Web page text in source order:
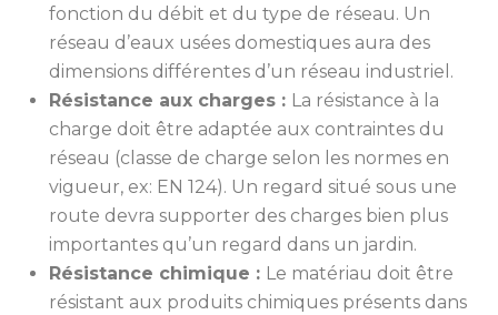
fonction du débit et du type de réseau. Un
réseau d’eaux usées domestiques aura des
dimensions différentes d’un réseau industriel.
Résistance aux charges : La résistance à la
charge doit être adaptée aux contraintes du
réseau (classe de charge selon les normes en
vigueur, ex: EN 124). Un regard situé sous une
route devra supporter des charges bien plus
importantes qu’un regard dans un jardin.
Résistance chimique : Le matériau doit être
résistant aux produits chimiques présents dans